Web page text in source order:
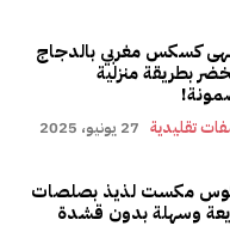
كسكس مغربي بالدجاج
بطريقة منزلية
تقليدية 27 يونيو، 2025
مكست لذيذ بصلصات
وسهلة بدون قشدة